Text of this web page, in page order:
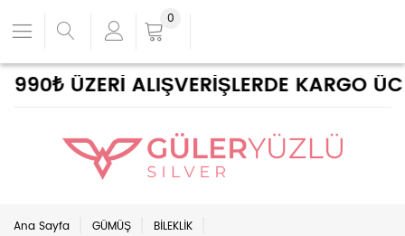
ÜZERİ ALIŞVERİŞLERDE KARGO
0
Ana Sayfa GÜMÜŞ
BİLEKLİK